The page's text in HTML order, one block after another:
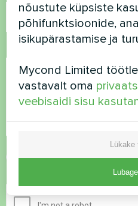
Kommentaar
Nõustu
nõustute küpsiste
põhifunktsioonide,
isikupärastamise ja
Mycond Limited
vastavalt oma
veebisaidi sisu
Lükake